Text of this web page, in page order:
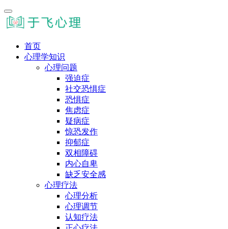
首页
心理学知识
心理问题
强迫症
社交恐惧症
恐惧症
焦虑症
疑病症
惊恐发作
抑郁症
双相障碍
内心自卑
缺乏安全感
心理疗法
心理分析
心理调节
认知疗法